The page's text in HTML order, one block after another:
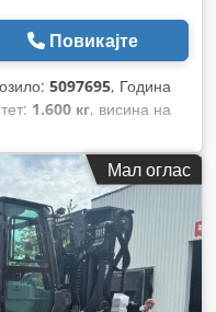
Повикајте
5097695, Година
1.600 кг, висина на
подигање:
гориво:електричен, тип
2.120 мм, напон
1.150 мм
Мал оглас